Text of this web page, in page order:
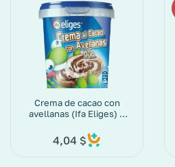
Crema de cacao con
avellanas (Ifa Eliges) 2
4,04 $